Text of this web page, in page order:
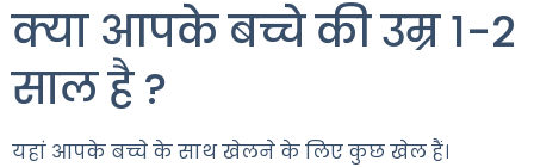
क्या आपके बच्चे की उम्र 1-2
साल है ?
यहां आपकेबच्चेकेसाथखेलनेकेलिएकुछ खेलहैं।